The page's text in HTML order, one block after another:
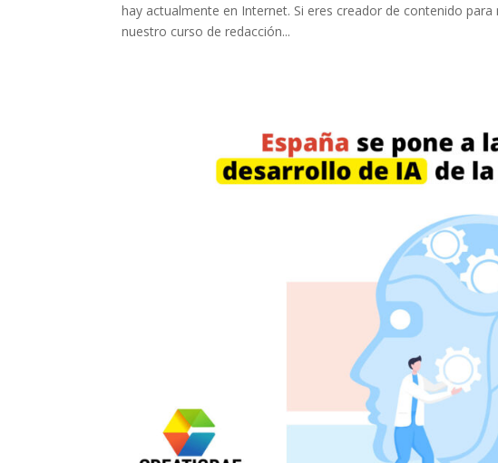
hay actualmente en Internet. Si eres creador de contenido
nuestro curso de redacción...